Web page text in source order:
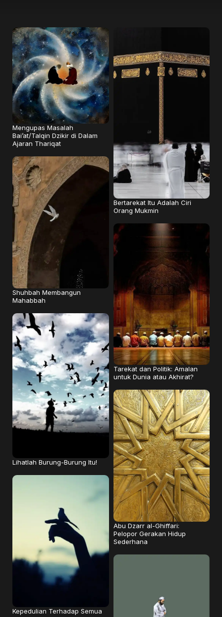
Mengupas Masalah
Bai’at/Talqin Dzikir di Dalam
Ajaran Thariqat
Bertarekat Itu Adalah Ciri
Orang Mukmin
Shuhbah Membangun
Mahabbah
Tarekat dan Politik: Amalan
untuk Dunia atau Akhirat?
Lihatlah Burung-Burung Itu!
Abu Dzarr al-Ghiffari:
Pelopor Gerakan Hidup
Sederhana
Kepedulian Terhadap Semua